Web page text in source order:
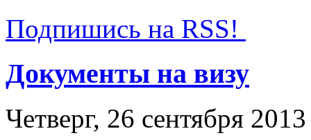
Подпишись на RSS!
Документы на визу
Четверг, 26 сентября